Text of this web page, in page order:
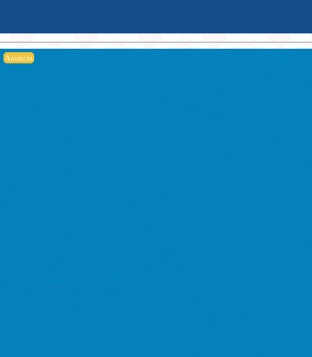
Anuncio